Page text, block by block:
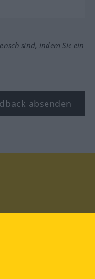
sind, indem Sie ein
absenden